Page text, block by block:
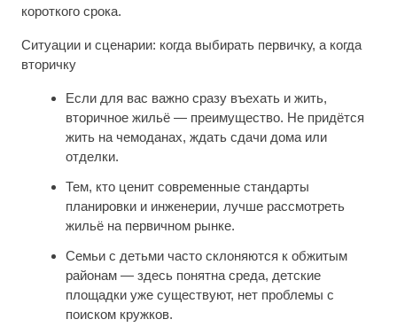
короткого срока.
Ситуации и сценарии: когда выбирать первичку, а когда
вторичку
Если для вас важно сразу въехать и жить,
вторичное жильё — преимущество. Не придётся
жить на чемоданах, ждать сдачи дома или
отделки.
Тем, кто ценит современные стандарты
планировки и инженерии, лучше рассмотреть
жильё на первичном рынке.
Семьи с детьми часто склоняются к обжитым
районам — здесь понятна среда, детские
площадки уже существуют, нет проблемы с
поиском кружков.